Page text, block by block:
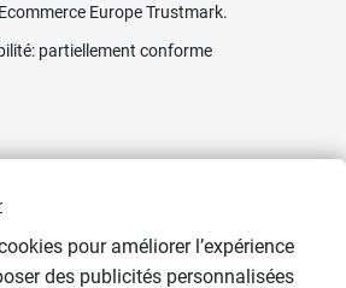
Europe Trustmark.
: partiellement conforme
pour améliorer l’expérience
des publicités personnalisées